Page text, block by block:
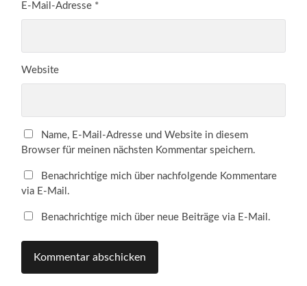
E-Mail-Adresse *
Website
Name, E-Mail-Adresse und Website in diesem
Browser für meinen nächsten Kommentar speichern.
Benachrichtige mich über nachfolgende Kommentare
via E-Mail.
Benachrichtige mich über neue Beiträge via E-Mail.